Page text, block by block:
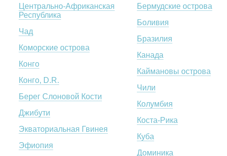
Центрально-Африканская
Республика
Чад
Коморские острова
Конго
Конго, D.R.
Берег Слоновой Кости
Джибути
Экваториальная Гвинея
Эфиопия
Бермудские острова
Боливия
Бразилия
Канада
Каймановы острова
Чили
Колумбия
Коста-Рика
Куба
Доминика